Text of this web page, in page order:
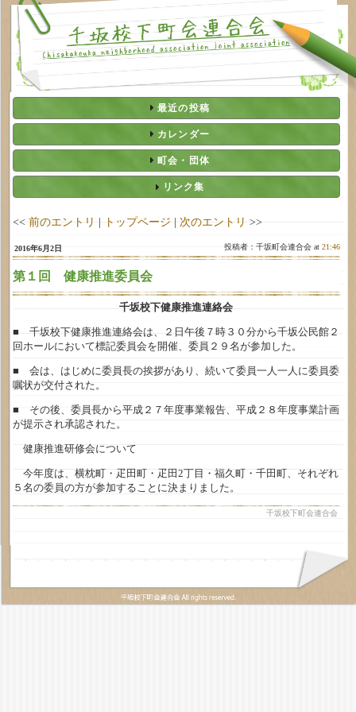
最近の投稿
カレンダー
町会・団体
リンク集
<< 前のエントリ | トップページ | 次のエントリ >>
2016年6月2日 投稿者：千坂町会連合会 at21:46
第１回 健康推進委員会
千坂校下健康推進連絡会
■ 千坂校下健康推進連絡会は、２日午後７時３０分から千坂公民館２
回ホールにおいて標記委員会を開催、委員２９名が参加した。
■ 会は、はじめに委員長の挨拶があり、続いて委員一人一人に委員委
嘱状が交付された。
■ その後、委員長から平成２７年度事業報告、平成２８年度事業計画
が提示され承認された。
健康推進研修会について
今年度は、横枕町・疋田町・疋田2丁目・福久町・千田町、それぞれ
５名の委員の方が参加することに決まりました。
千坂校下町会連合会